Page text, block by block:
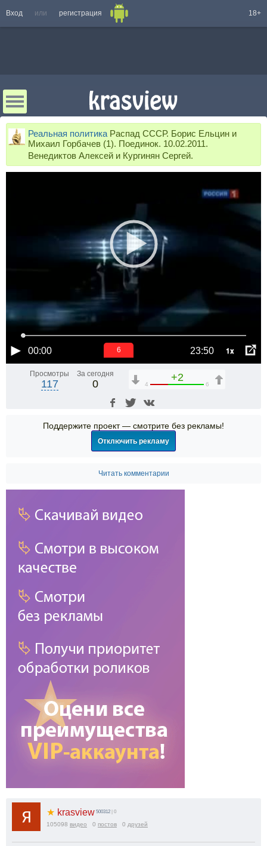
Вход или регистрация 18+
Реальная политика Распад СССР. Борис Ельцин и
Михаил Горбачев (1). Поединок. 10.02.2011.
Венедиктов Алексей и Кургинян Сергей.
00:00 23:50 1x
6
Просмотры
117
За сегодня
0
+2
4 6
Поддержите проект — смотрите без рекламы!
Отключить рекламу
Читать комментарии
★ krasview 500312 | 0
105098 видео 0 постов 0 друзей